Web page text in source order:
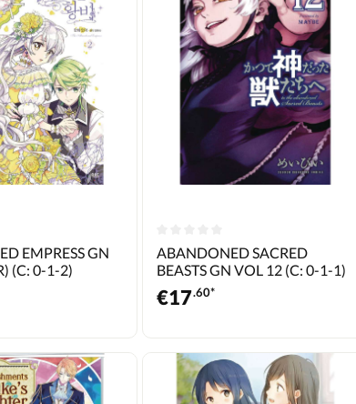
EMPRESS GN
(C: 0-1-2)
ABANDONED SACRED
BEASTS GN VOL 12 (C: 0-1-1)
€17.60*